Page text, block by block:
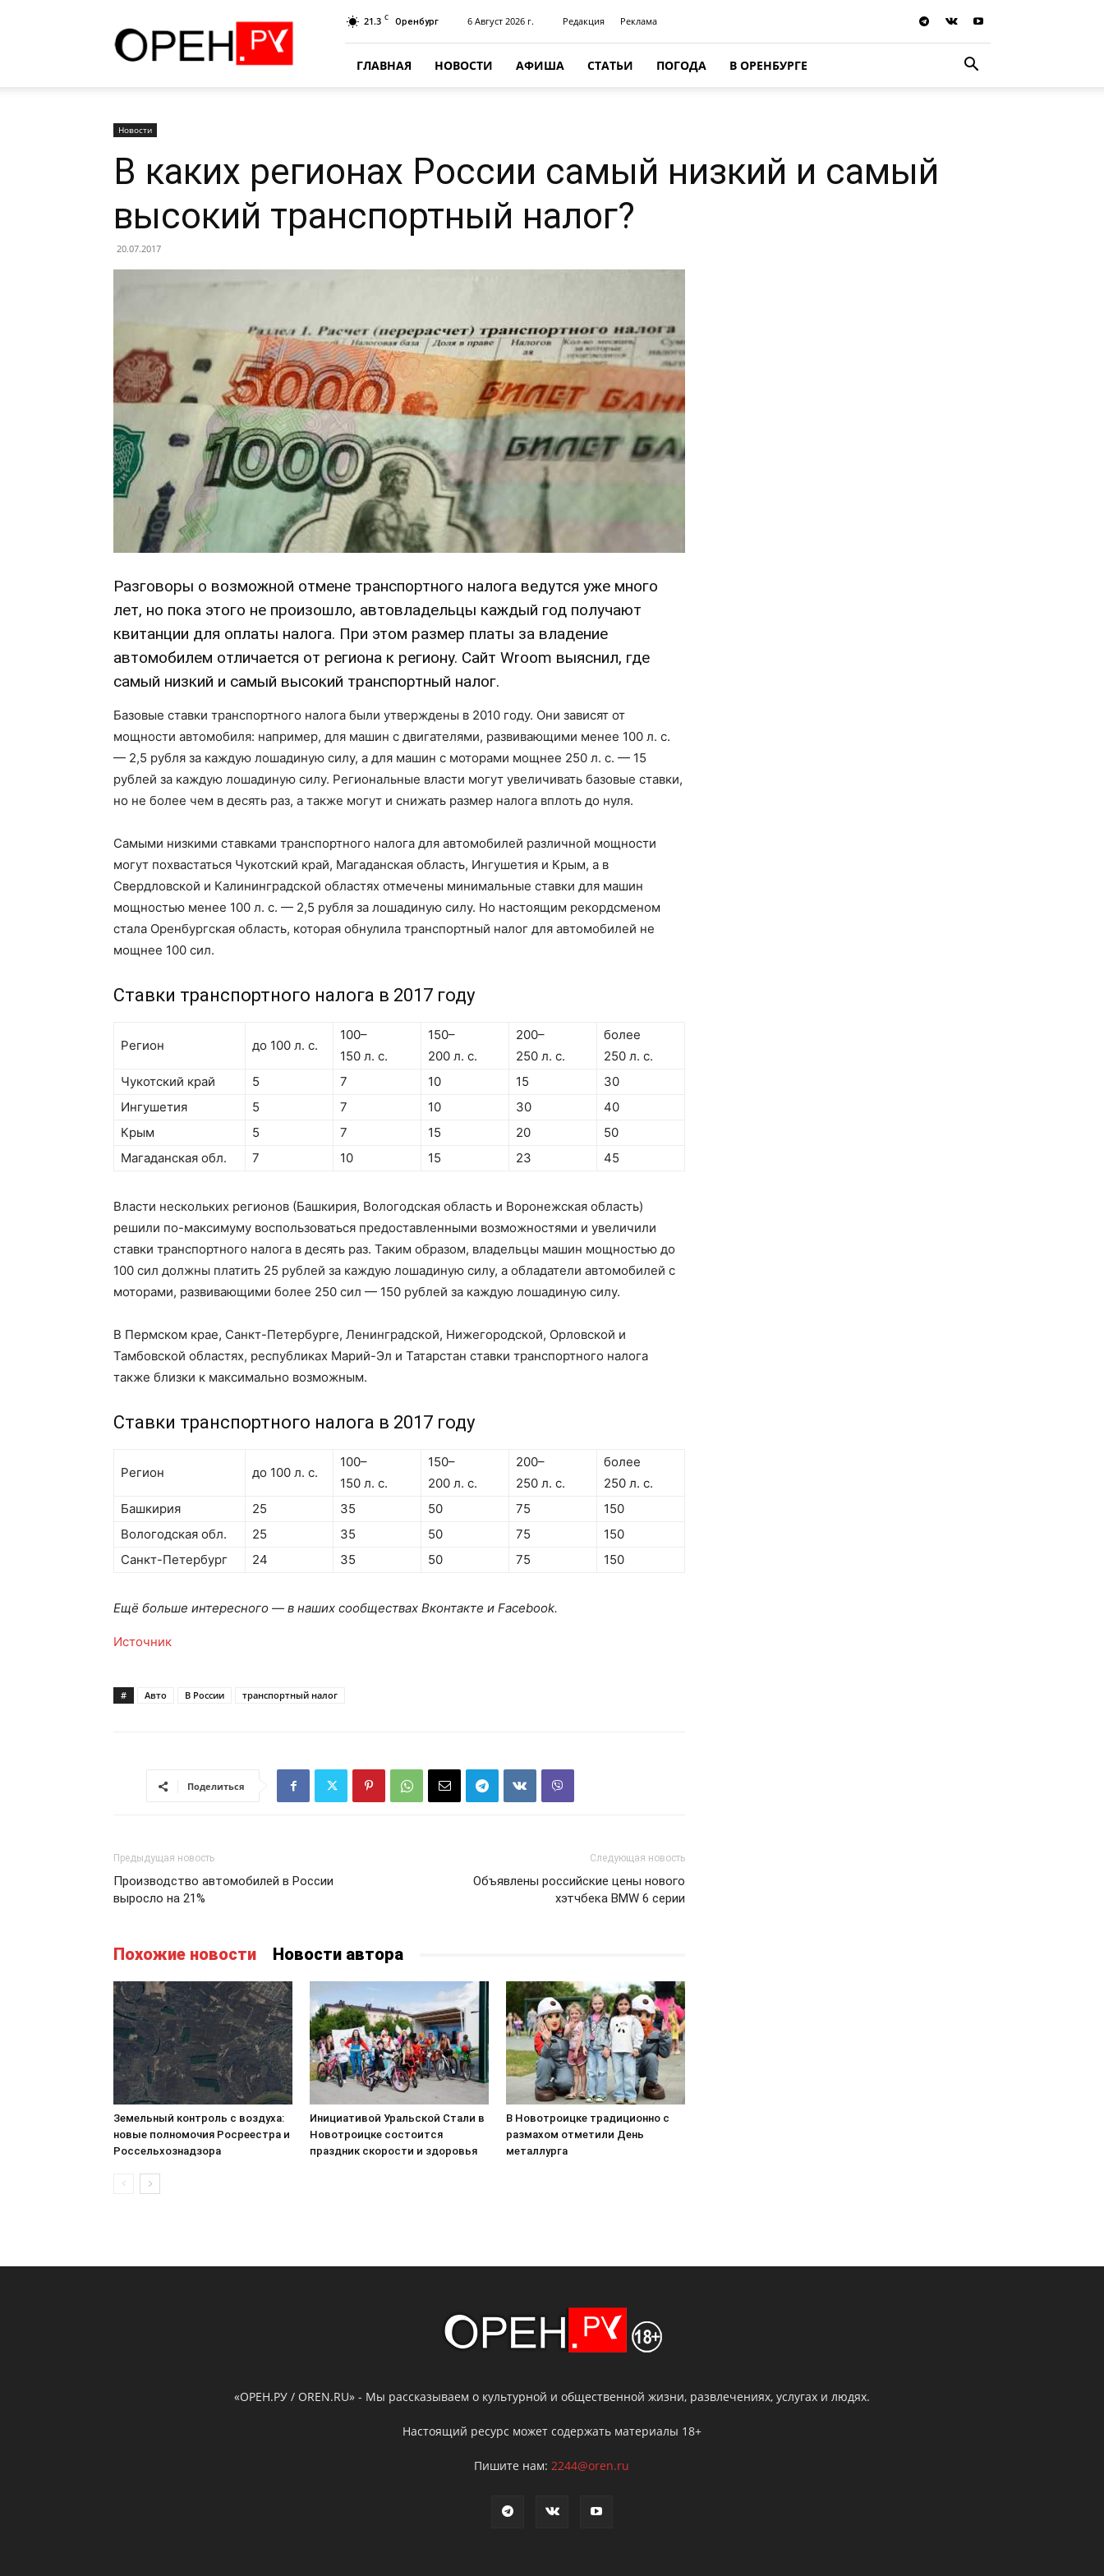
21.3 C Оренбург 6 Август 2026 г. Редакция Реклама
ГЛАВНАЯ НОВОСТИ АФИША СТАТЬИ ПОГОДА В ОРЕНБУРГЕ
Новости
В каких регионах России самый низкий и самый
высокий транспортный налог?
20.07.2017
Разговоры о возможной отмене транспортного налога ведутся уже много
лет, но пока этого не произошло, автовладельцы каждый год получают
квитанции для оплаты налога. При этом размер платы за владение
автомобилем отличается от региона к региону. Сайт Wroom выяснил, где
самый низкий и самый высокий транспортный налог.
Базовые ставки транспортного налога были утверждены в 2010 году. Они зависят от
мощности автомобиля: например, для машин с двигателями, развивающими менее 100 л. с.
— 2,5 рубля за каждую лошадиную силу, а для машин с моторами мощнее 250 л. с. — 15
рублей за каждую лошадиную силу. Региональные власти могут увеличивать базовые ставки,
но не более чем в десять раз, а также могут и снижать размер налога вплоть до нуля.
Самыми низкими ставками транспортного налога для автомобилей различной мощности
могут похвастаться Чукотский край, Магаданская область, Ингушетия и Крым, а в
Свердловской и Калининградской областях отмечены минимальные ставки для машин
мощностью менее 100 л. с. — 2,5 рубля за лошадиную силу. Но настоящим рекордсменом
стала Оренбургская область, которая обнулила транспортный налог для автомобилей не
мощнее 100 сил.
Ставки транспортного налога в 2017 году
Регион до 100 л. с.
100–
150 л. с.
150–
200 л. с.
200–
250 л. с.
более
250 л. с.
Чукотский край
5 7 10 15
30
Ингушетия
5 7 10 30
40
Крым
5 7 15 20
50
Магаданская обл.
7 10 15 23 45
Власти нескольких регионов (Башкирия, Вологодская область и Воронежская область)
решили по-максимуму воспользоваться предоставленными возможностями и увеличили
ставки транспортного налога в десять раз. Таким образом, владельцы машин мощностью до
100 сил должны платить 25 рублей за каждую лошадиную силу, а обладатели автомобилей с
моторами, развивающими более 250 сил — 150 рублей за каждую лошадиную силу.
В Пермском крае, Санкт-Петербурге, Ленинградской, Нижегородской, Орловской и
Тамбовской областях, республиках Марий-Эл и Татарстан ставки транспортного налога
также близки к максимально возможным.
Ставки транспортного налога в 2017 году
Регион до 100 л. с.
100–
150 л. с.
150–
200 л. с.
200–
250 л. с.
более
250 л. с.
Башкирия
25 35 50 75
150
Вологодская обл.
25 35 50 75
150
Санкт-Петербург
24 35 50 75 150
Ещё больше интересного — в наших сообществах Вконтакте и Facebook.
Источник
# Авто В России транспортный налог
Поделиться
Предыдущая новость
Производство автомобилей в России
выросло на 21%
Следующая новость
Объявлены российские цены нового
хэтчбека BMW 6 серии
Похожие новости Новости автора
Земельный контроль с воздуха:
новые полномочия Росреестра и
Россельхознадзора
Инициативой Уральской Стали в
Новотроицке состоится
праздник скорости и здоровья
В Новотроицке традиционно с
размахом отметили День
металлурга
«ОРЕН.РУ / OREN.RU» - Мы рассказываем о культурной и общественной жизни, развлечениях, услугах и людях.
Настоящий ресурс может содержать материалы 18+
Пишите нам:2244@oren.ru